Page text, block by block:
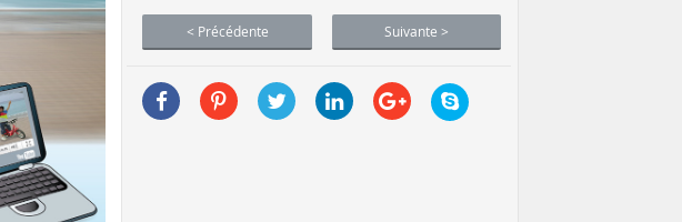
< Précédente Suivante >